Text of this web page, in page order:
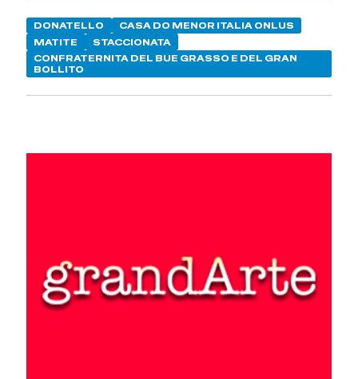
DONATELLO
CASA DO MENOR ITALIA ONLUS
MATITE
STACCIONATA
CONFRATERNITA DEL BUE GRASSO E DEL GRAN
BOLLITO